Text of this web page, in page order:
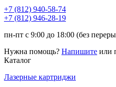
+7 (812) 940-58-74
+7 (812) 946-28-19
пн-пт с 9:00 до 18:00 (без
Нужна помощь? Напишите или
Каталог
Лазерные картриджи